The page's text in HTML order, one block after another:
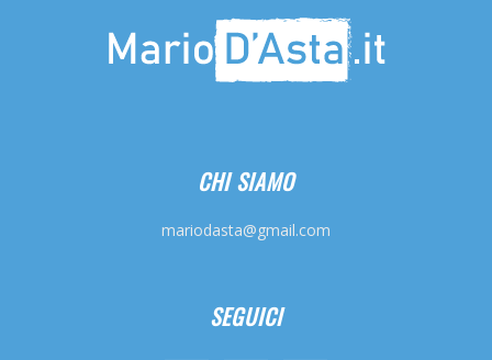
CHI SIAMO
mariodasta@gmail.com
SEGUICI